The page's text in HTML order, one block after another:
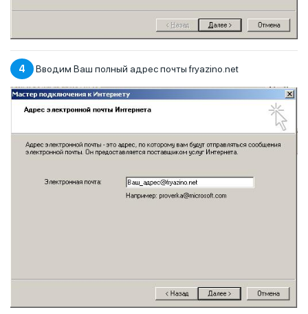
4 Вводим Ваш полный адрес почты fryazino.net